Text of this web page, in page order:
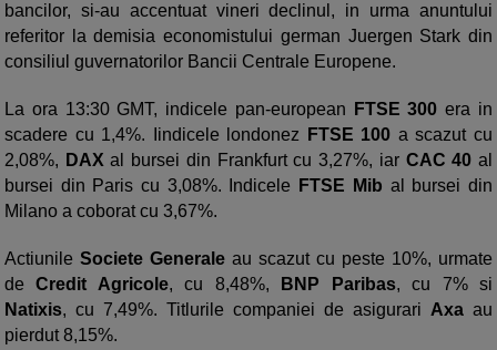
bancilor, si-au accentuat vineri declinul, in urma anuntului
referitor la demisia economistului german Juergen Stark din
consiliul guvernatorilor Bancii Centrale Europene.
La ora 13:30 GMT, indicele pan-european FTSE 300 era in
scadere cu 1,4%. Iindicele londonez FTSE 100 a scazut cu
2,08%, DAXal bursei din Frankfurt cu 3,27%, iar CAC 40 al
bursei din Paris cu 3,08%. Indicele
FTSE Mib al bursei din
Milano a coborat cu 3,67%.
Actiunile Societe Generale au scazut cu peste 10%, urmate
deCredit Agricole, cu 8,48%, BNP Paribas, cu 7% si
Natixis, cu 7,49%. Titlurile companiei de asigurari Axa au
pierdut 8,15%.